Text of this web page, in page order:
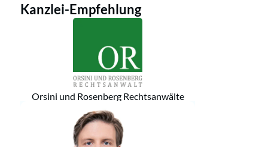
Kanzlei-Empfehlung
Orsini und Rosenberg Rechtsanwälte